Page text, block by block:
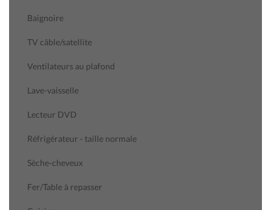
Baignoire
TV câble/satellite
Ventilateurs au plafond
Lave-vaisselle
Lecteur DVD
Réfrigérateur - taille normale
Sèche-cheveux
Fer/Table à repasser